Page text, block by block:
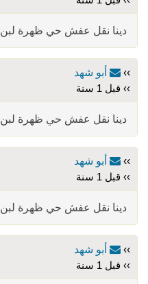
دينا نقل عفش حي ظهرة لبن
›› أبو شهد
›› قبل 1 سنة
دينا نقل عفش حي ظهرة لبن
›› أبو شهد
›› قبل 1 سنة
دينا نقل عفش حي ظهرة لبن
›› أبو شهد
›› قبل 1 سنة